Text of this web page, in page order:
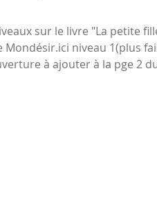
sur le livre "La petite
Mondésir.ici niveau 1(plus
à ajouter à la pge 2